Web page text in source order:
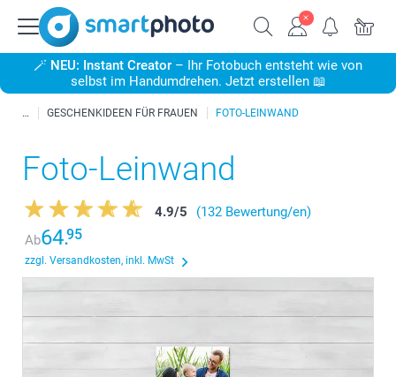
🪄 NEU: Instant Creator – Ihr Fotobuch entsteht wie von
selbst im Handumdrehen. Jetzt erstellen 📖
GESCHENKIDEEN FÜR FRAUEN FOTO-LEINWAND
Foto-Leinwand
4.9/5
(132 Bewertung/en)
Ab64.95
zzgl. Versandkosten, inkl. MwSt